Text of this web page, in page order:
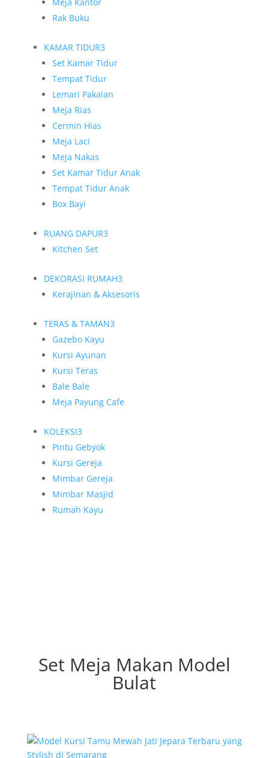
Rak Buku
KAMAR TIDUR3
Set Kamar Tidur
Tempat Tidur
Lemari Pakaian
Meja Rias
Cermin Hias
Meja Laci
Meja Nakas
Set Kamar Tidur Anak
Tempat Tidur Anak
Box Bayi
RUANG DAPUR3
Kitchen Set
DEKORASI RUMAH3
Kerajinan & Aksesoris
TERAS & TAMAN3
Gazebo Kayu
Kursi Ayunan
Kursi Teras
Bale Bale
Meja Payung Cafe
KOLEKSI3
Pintu Gebyok
Kursi Gereja
Mimbar Gereja
Mimbar Masjid
Rumah Kayu
Set Meja Makan Model
Bulat